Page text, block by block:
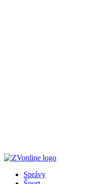
Správy